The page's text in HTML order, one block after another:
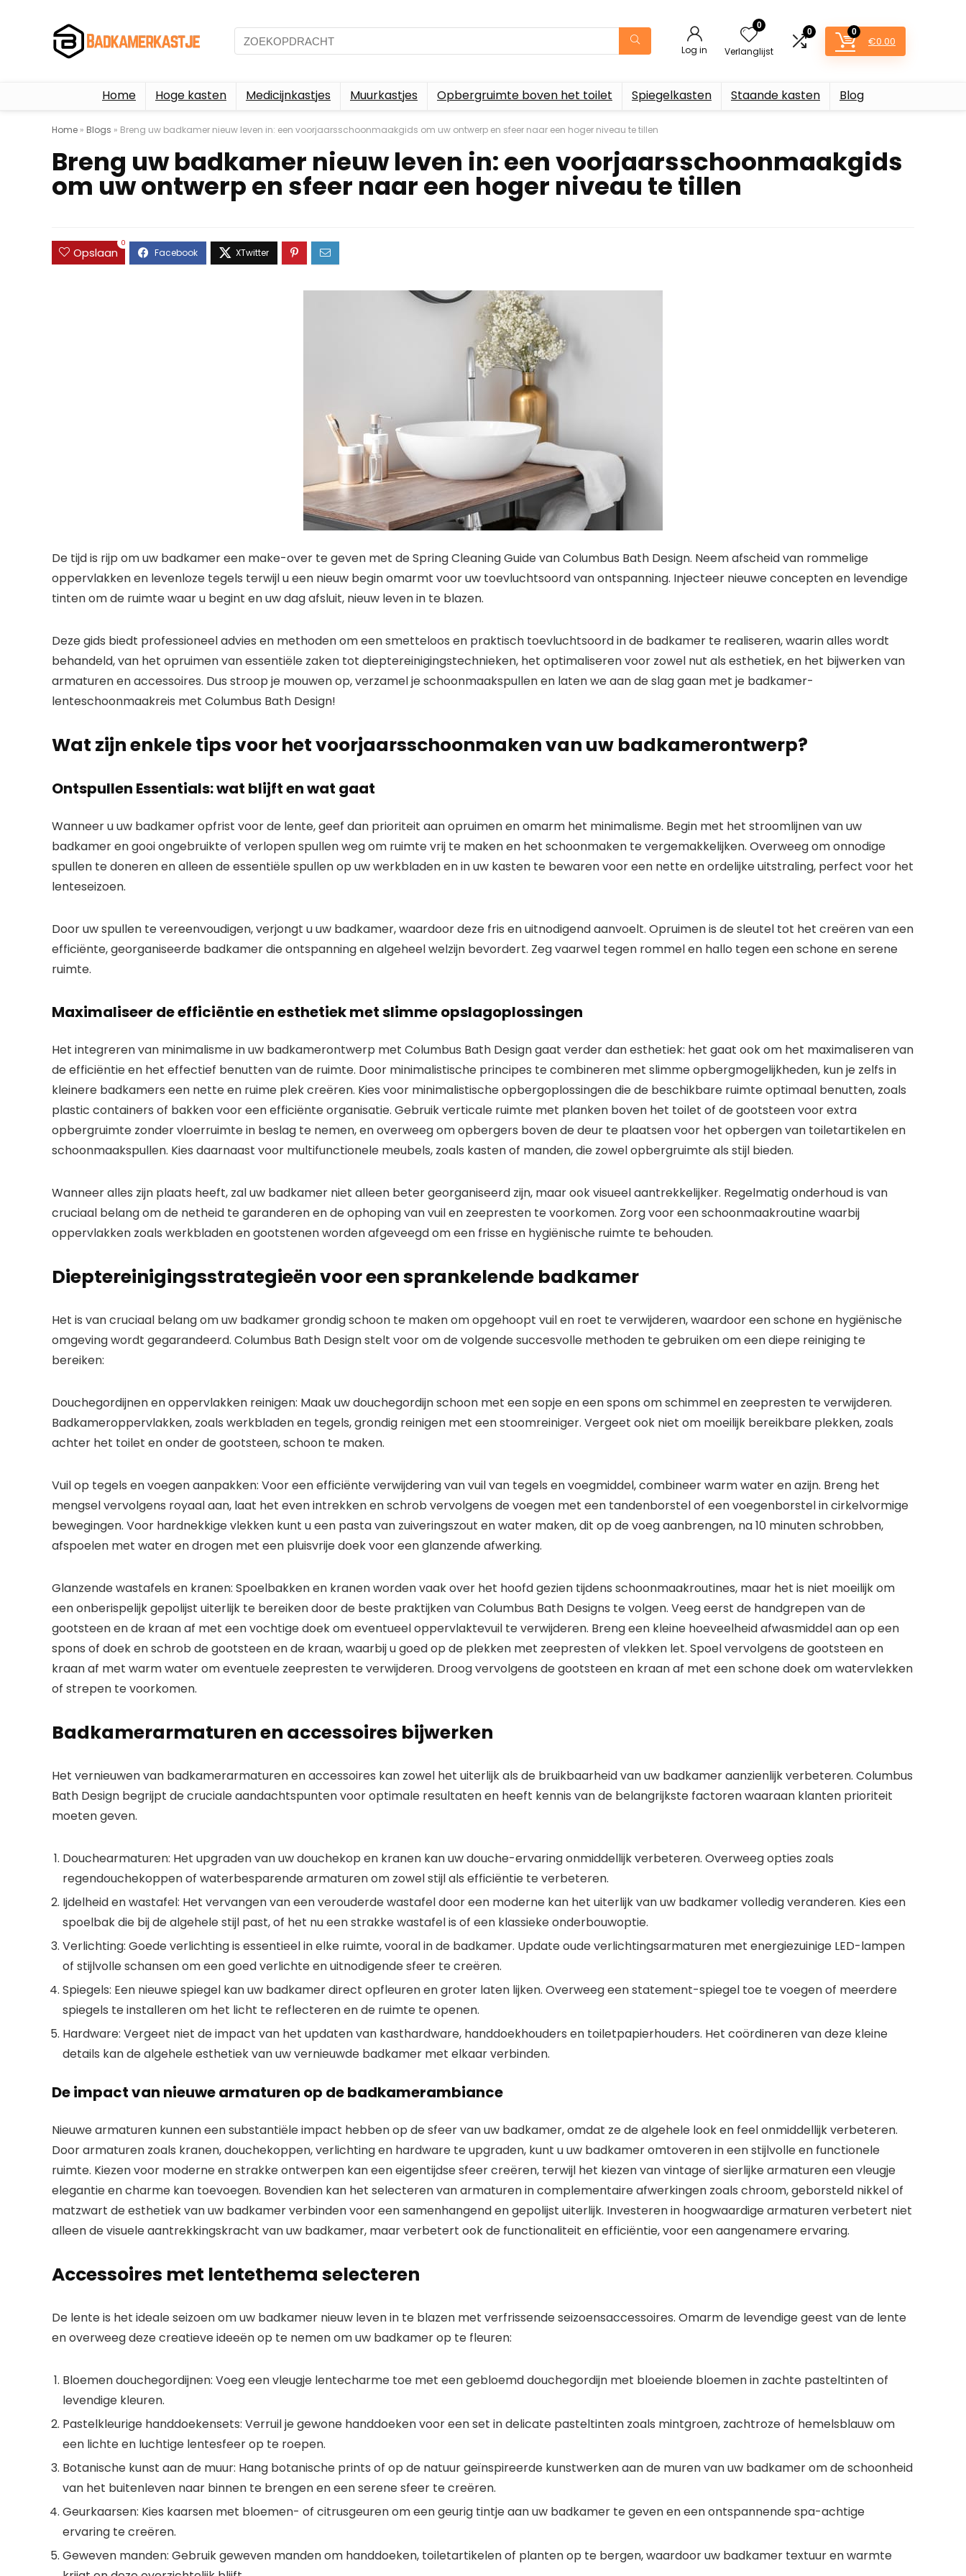
Log in
0
Verlanglijst
0 0
€0.00
Home Hoge kasten Medicijnkastjes Muurkastjes Opbergruimte boven het toilet Spiegelkasten Staande kasten Blog
Home » Blogs » Breng uw badkamer nieuw leven in: een voorjaarsschoonmaakgids om uw ontwerp en sfeer naar een hoger niveau te tillen
Breng uw badkamer nieuw leven in: een voorjaarsschoonmaakgids
om uw ontwerp en sfeer naar een hoger niveau te tillen
Opslaan
0
De tijd is rijp om uw badkamer een make-over te geven met de Spring Cleaning Guide van Columbus Bath Design. Neem afscheid van rommelige
oppervlakken en levenloze tegels terwijl u een nieuw begin omarmt voor uw toevluchtsoord van ontspanning. Injecteer nieuwe concepten en levendige
tinten om de ruimte waar u begint en uw dag afsluit, nieuw leven in te blazen.
Deze gids biedt professioneel advies en methoden om een ​​smetteloos en praktisch toevluchtsoord in de badkamer te realiseren, waarin alles wordt
behandeld, van het opruimen van essentiële zaken tot dieptereinigingstechnieken, het optimaliseren voor zowel nut als esthetiek, en het bijwerken van
armaturen en accessoires. Dus stroop je mouwen op, verzamel je schoonmaakspullen en laten we aan de slag gaan met je badkamer-
lenteschoonmaakreis met Columbus Bath Design!
Wat zijn enkele tips voor het voorjaarsschoonmaken van uw badkamerontwerp?
Ontspullen Essentials: wat blijft en wat gaat
Wanneer u uw badkamer opfrist voor de lente, geef dan prioriteit aan opruimen en omarm het minimalisme. Begin met het stroomlijnen van uw
badkamer en gooi ongebruikte of verlopen spullen weg om ruimte vrij te maken en het schoonmaken te vergemakkelijken. Overweeg om onnodige
spullen te doneren en alleen de essentiële spullen op uw werkbladen en in uw kasten te bewaren voor een nette en ordelijke uitstraling, perfect voor het
lenteseizoen.
Door uw spullen te vereenvoudigen, verjongt u uw badkamer, waardoor deze fris en uitnodigend aanvoelt. Opruimen is de sleutel tot het creëren van een
efficiënte, georganiseerde badkamer die ontspanning en algeheel welzijn bevordert. Zeg vaarwel tegen rommel en hallo tegen een schone en serene
ruimte.
Maximaliseer de efficiëntie en esthetiek met slimme opslagoplossingen
Het integreren van minimalisme in uw badkamerontwerp met Columbus Bath Design gaat verder dan esthetiek: het gaat ook om het maximaliseren van
de efficiëntie en het effectief benutten van de ruimte. Door minimalistische principes te combineren met slimme opbergmogelijkheden, kun je zelfs in
kleinere badkamers een nette en ruime plek creëren. Kies voor minimalistische opbergoplossingen die de beschikbare ruimte optimaal benutten, zoals
plastic containers of bakken voor een efficiënte organisatie. Gebruik verticale ruimte met planken boven het toilet of de gootsteen voor extra
opbergruimte zonder vloerruimte in beslag te nemen, en overweeg om opbergers boven de deur te plaatsen voor het opbergen van toiletartikelen en
schoonmaakspullen. Kies daarnaast voor multifunctionele meubels, zoals kasten of manden, die zowel opbergruimte als stijl bieden.
Wanneer alles zijn plaats heeft, zal uw badkamer niet alleen beter georganiseerd zijn, maar ook visueel aantrekkelijker. Regelmatig onderhoud is van
cruciaal belang om de netheid te garanderen en de ophoping van vuil en zeepresten te voorkomen. Zorg voor een schoonmaakroutine waarbij
oppervlakken zoals werkbladen en gootstenen worden afgeveegd om een ​​frisse en hygiënische ruimte te behouden.
Dieptereinigingsstrategieën voor een sprankelende badkamer
Het is van cruciaal belang om uw badkamer grondig schoon te maken om opgehoopt vuil en roet te verwijderen, waardoor een schone en hygiënische
omgeving wordt gegarandeerd. Columbus Bath Design stelt voor om de volgende succesvolle methoden te gebruiken om een ​​diepe reiniging te
bereiken:
Douchegordijnen en oppervlakken reinigen: Maak uw douchegordijn schoon met een sopje en een spons om schimmel en zeepresten te verwijderen.
Badkameroppervlakken, zoals werkbladen en tegels, grondig reinigen met een stoomreiniger. Vergeet ook niet om moeilijk bereikbare plekken, zoals
achter het toilet en onder de gootsteen, schoon te maken.
Vuil op tegels en voegen aanpakken: Voor een efficiënte verwijdering van vuil van tegels en voegmiddel, combineer warm water en azijn. Breng het
mengsel vervolgens royaal aan, laat het even intrekken en schrob vervolgens de voegen met een tandenborstel of een voegenborstel in cirkelvormige
bewegingen. Voor hardnekkige vlekken kunt u een pasta van zuiveringszout en water maken, dit op de voeg aanbrengen, na 10 minuten schrobben,
afspoelen met water en drogen met een pluisvrije doek voor een glanzende afwerking.
Glanzende wastafels en kranen: Spoelbakken en kranen worden vaak over het hoofd gezien tijdens schoonmaakroutines, maar het is niet moeilijk om
een ​​onberispelijk gepolijst uiterlijk te bereiken door de beste praktijken van Columbus Bath Designs te volgen. Veeg eerst de handgrepen van de
gootsteen en de kraan af met een vochtige doek om eventueel oppervlaktevuil te verwijderen. Breng een kleine hoeveelheid afwasmiddel aan op een
spons of doek en schrob de gootsteen en de kraan, waarbij u goed op de plekken met zeepresten of vlekken let. Spoel vervolgens de gootsteen en
kraan af met warm water om eventuele zeepresten te verwijderen. Droog vervolgens de gootsteen en kraan af met een schone doek om watervlekken
of strepen te voorkomen.
Badkamerarmaturen en accessoires bijwerken
Het vernieuwen van badkamerarmaturen en accessoires kan zowel het uiterlijk als de bruikbaarheid van uw badkamer aanzienlijk verbeteren. Columbus
Bath Design begrijpt de cruciale aandachtspunten voor optimale resultaten en heeft kennis van de belangrijkste factoren waaraan klanten prioriteit
moeten geven.
Douchearmaturen: Het upgraden van uw douchekop en kranen kan uw douche-ervaring onmiddellijk verbeteren. Overweeg opties zoals
regendouchekoppen of waterbesparende armaturen om zowel stijl als efficiëntie te verbeteren.
Ijdelheid en wastafel: Het vervangen van een verouderde wastafel door een moderne kan het uiterlijk van uw badkamer volledig veranderen. Kies een
spoelbak die bij de algehele stijl past, of het nu een strakke wastafel is of een klassieke onderbouwoptie.
Verlichting: Goede verlichting is essentieel in elke ruimte, vooral in de badkamer. Update oude verlichtingsarmaturen met energiezuinige LED-lampen
of stijlvolle schansen om een ​​goed verlichte en uitnodigende sfeer te creëren.
Spiegels: Een nieuwe spiegel kan uw badkamer direct opfleuren en groter laten lijken. Overweeg een statement-spiegel toe te voegen of meerdere
spiegels te installeren om het licht te reflecteren en de ruimte te openen.
Hardware: Vergeet niet de impact van het updaten van kasthardware, handdoekhouders en toiletpapierhouders. Het coördineren van deze kleine
details kan de algehele esthetiek van uw vernieuwde badkamer met elkaar verbinden.
De impact van nieuwe armaturen op de badkamerambiance
Nieuwe armaturen kunnen een substantiële impact hebben op de sfeer van uw badkamer, omdat ze de algehele look en feel onmiddellijk verbeteren.
Door armaturen zoals kranen, douchekoppen, verlichting en hardware te upgraden, kunt u uw badkamer omtoveren in een stijlvolle en functionele
ruimte. Kiezen voor moderne en strakke ontwerpen kan een eigentijdse sfeer creëren, terwijl het kiezen van vintage of sierlijke armaturen een vleugje
elegantie en charme kan toevoegen. Bovendien kan het selecteren van armaturen in complementaire afwerkingen zoals chroom, geborsteld nikkel of
matzwart de esthetiek van uw badkamer verbinden voor een samenhangend en gepolijst uiterlijk. Investeren in hoogwaardige armaturen verbetert niet
alleen de visuele aantrekkingskracht van uw badkamer, maar verbetert ook de functionaliteit en efficiëntie, voor een aangenamere ervaring.
Accessoires met lentethema selecteren
De lente is het ideale seizoen om uw badkamer nieuw leven in te blazen met verfrissende seizoensaccessoires. Omarm de levendige geest van de lente
en overweeg deze creatieve ideeën op te nemen om uw badkamer op te fleuren:
Bloemen douchegordijnen: Voeg een vleugje lentecharme toe met een gebloemd douchegordijn met bloeiende bloemen in zachte pasteltinten of
levendige kleuren.
Pastelkleurige handdoekensets: Verruil je gewone handdoeken voor een set in delicate pasteltinten zoals mintgroen, zachtroze of hemelsblauw om
een ​​lichte en luchtige lentesfeer op te roepen.
Botanische kunst aan de muur: Hang botanische prints of op de natuur geïnspireerde kunstwerken aan de muren van uw badkamer om de schoonheid
van het buitenleven naar binnen te brengen en een serene sfeer te creëren.
Geurkaarsen: Kies kaarsen met bloemen- of citrusgeuren om een ​​geurig tintje aan uw badkamer te geven en een ontspannende spa-achtige
ervaring te creëren.
Geweven manden: Gebruik geweven manden om handdoeken, toiletartikelen of planten op te bergen, waardoor uw badkamer textuur en warmte